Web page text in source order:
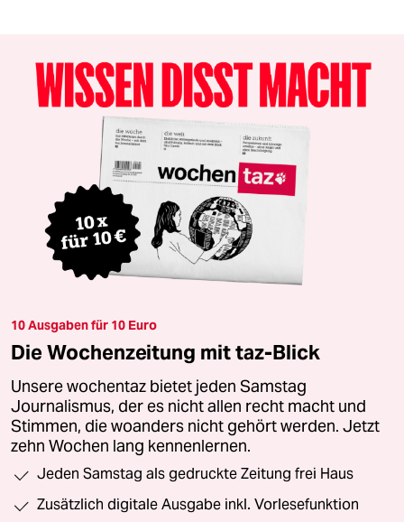
10 Ausgaben für 10 Euro
Die Wochenzeitung mit taz-Blick
Unsere wochentaz bietet jeden Samstag
Journalismus, der es nicht allen recht macht und
Stimmen, die woanders nicht gehört werden. Jetzt
zehn Wochen lang kennenlernen.
Jeden Samstag als gedruckte Zeitung frei Haus
Zusätzlich digitale Ausgabe inkl. Vorlesefunktion